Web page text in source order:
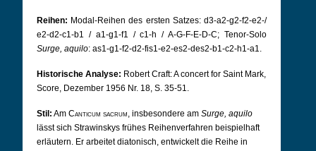
Reihen: Modal-Reihen des ersten Satzes: d3-a2-g2-f2-e2-/
e2-d2-c1-b1 / a1-g1-f1 / c1-h / A-G-F-E-D-C; Tenor-Solo
Surge, aquilo: as1-g1-f2-d2-fis1-e2-es2-des2-b1-c2-h1-a1.
Historische Analyse: Robert Craft: A concert for Saint Mark,
Score, Dezember 1956 Nr. 18, S. 35-51.
Stil: Am Canticum sacrum, insbesondere am Surge, aquilo
lässt sich Strawinskys frühes Reihenverfahren beispielhaft
erläutern. Er arbeitet diatonisch, entwickelt die Reihe in